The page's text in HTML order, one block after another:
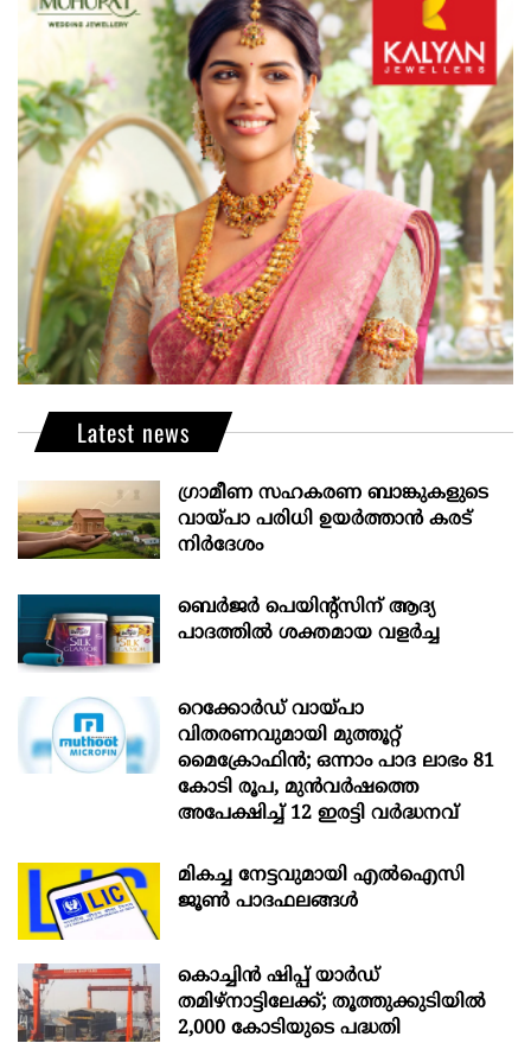
Latest news
ഗ്രാമീണ സഹകരണ ബാങ്കുകളുടെ
വായ്പാ പരിധി ഉയർത്താൻ കരട്
നിർദേശം
ബെർജർ പെയിന്റ്സിന് ആദ്യ
പാദത്തിൽ ശക്തമായ വളർച്ച
റെക്കോർഡ് വായ്പാ
വിതരണവുമായി മുത്തൂറ്റ്
മൈക്രോഫിൻ; ഒന്നാം പാദ ലാഭം 81
കോടി രൂപ, മുൻവർഷത്തെ
അപേക്ഷിച്ച് 12 ഇരട്ടി വർദ്ധനവ്
മികച്ച നേട്ടവുമായി എൽഐസി
ജൂൺ പാദഫലങ്ങൾ
കൊച്ചിന്‍ ഷിപ്പ് യാർഡ്
തമിഴ്നാട്ടിലേക്ക്; തൂത്തുക്കുടിയിൽ
2,000 കോടിയുടെ പദ്ധതി